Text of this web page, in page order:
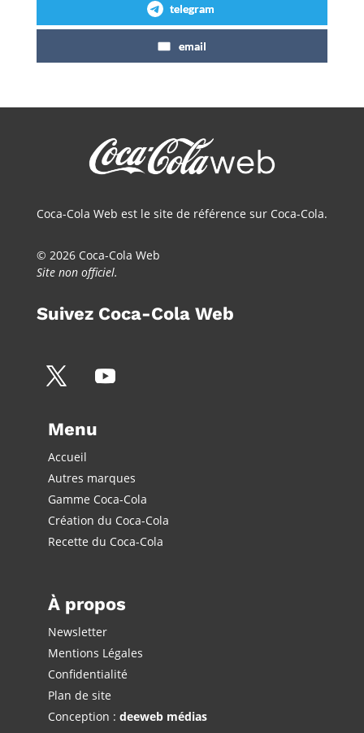
telegram
email
Coca-Cola Web est le site de référence sur Coca-Cola.
© 2026 Coca-Cola Web
Site non officiel.
Suivez Coca-Cola Web
Menu
Accueil
Autres marques
Gamme Coca-Cola
Création du Coca-Cola
Recette du Coca-Cola
À propos
Newsletter
Mentions Légales
Confidentialité
Plan de site
Conception : deeweb médias